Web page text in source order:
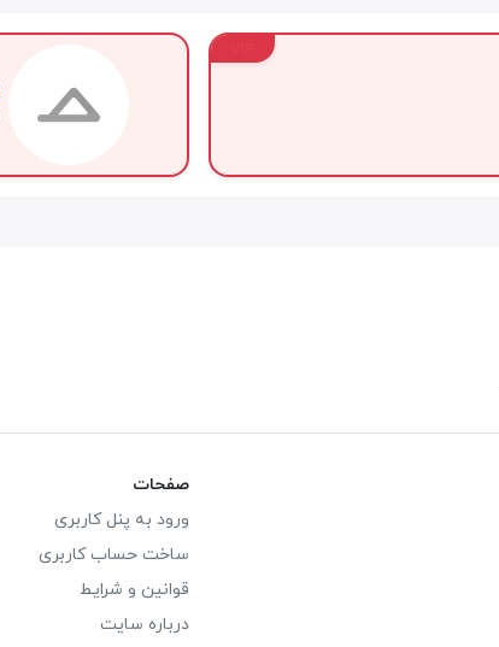
صفحات
ورود به پنل کاربری
ساخت حساب کاربری
قوانین و شرایط
درباره سایت